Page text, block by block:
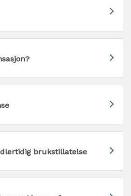
brukstillatelse